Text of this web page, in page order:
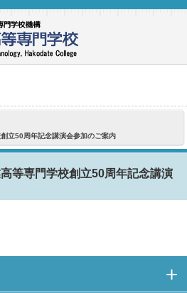
立50周年記念講演会参加のご案内
等専門学校創立50周年記念講演